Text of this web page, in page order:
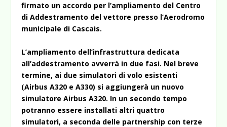
firmato un accordo per l’ampliamento del Centro
di Addestramento del vettore presso l’Aerodromo
municipale di Cascais.
L’ampliamento dell’infrastruttura dedicata
all’addestramento avverrà in due fasi. Nel breve
termine, ai due simulatori di volo esistenti
(Airbus A320 e A330) si aggiungerà un nuovo
simulatore Airbus A320. In un secondo tempo
potranno essere installati altri quattro
simulatori, a seconda delle partnership con terze